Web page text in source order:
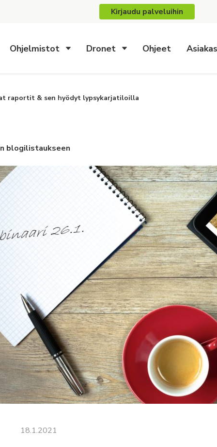
Kirjaudu palveluihin
Ohjelmistot Dronet Ohjeet
raportit & sen hyödyt lypsykarjatiloilla
blogilistaukseen
18.1.2021